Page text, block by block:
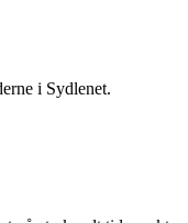
i Sydlenet.